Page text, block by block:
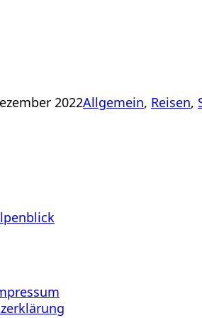
2022Allgemein, Reisen,